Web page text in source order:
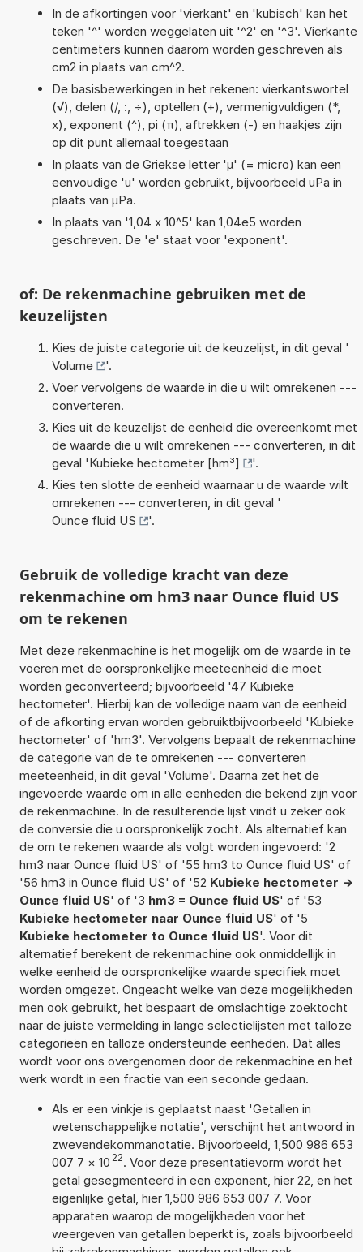
In de afkortingen voor 'vierkant' en 'kubisch' kan het
teken '^' worden weggelaten uit '^2' en '^3'. Vierkante
centimeters kunnen daarom worden geschreven als
cm2 in plaats van cm^2.
De basisbewerkingen in het rekenen: vierkantswortel
(√), delen (/, :, ÷), optellen (+), vermenigvuldigen (*,
x), exponent (^), pi (π), aftrekken (-) en haakjes zijn
op dit punt allemaal toegestaan
In plaats van de Griekse letter 'µ' (= micro) kan een
eenvoudige 'u' worden gebruikt, bijvoorbeeld uPa in
plaats van µPa.
In plaats van '1,04 x 10^5' kan 1,04e5 worden
geschreven. De 'e' staat voor 'exponent'.
of: De rekenmachine gebruiken met de
keuzelijsten
Kies de juiste categorie uit de keuzelijst, in dit geval '
Volume
'.
Voer vervolgens de waarde in die u wilt omrekenen ---
converteren.
Kies uit de keuzelijst de eenheid die overeenkomt met
de waarde die u wilt omrekenen --- converteren, in dit
geval 'Kubieke hectometer [hm³]
'.
Kies ten slotte de eenheid waarnaar u de waarde wilt
omrekenen --- converteren, in dit geval '
Ounce fluid US
'.
Gebruik de volledige kracht van deze
rekenmachine om hm3 naar Ounce fluid US
om te rekenen
Met deze rekenmachine is het mogelijk om de waarde in te
voeren met de oorspronkelijke meeteenheid die moet
worden geconverteerd; bijvoorbeeld '47 Kubieke
hectometer'. Hierbij kan de volledige naam van de eenheid
of de afkorting ervan worden gebruiktbijvoorbeeld 'Kubieke
hectometer' of 'hm3'. Vervolgens bepaalt de rekenmachine
de categorie van de te omrekenen --- converteren
meeteenheid, in dit geval 'Volume'. Daarna zet het de
ingevoerde waarde om in alle eenheden die bekend zijn voor
de rekenmachine. In de resulterende lijst vindt u zeker ook
de conversie die u oorspronkelijk zocht. Als alternatief kan
de om te rekenen waarde als volgt worden ingevoerd: '2
hm3 naar Ounce fluid US' of '55 hm3 to Ounce fluid US' of
'56 hm3 in Ounce fluid US' of '52 Kubieke hectometer ->
Ounce fluid US' of '3 hm3 = Ounce fluid US' of '53
Kubieke hectometer naar Ounce fluid US' of '5
Kubieke hectometer to Ounce fluid US'. Voor dit
alternatief berekent de rekenmachine ook onmiddellijk in
welke eenheid de oorspronkelijke waarde specifiek moet
worden omgezet. Ongeacht welke van deze mogelijkheden
men ook gebruikt, het bespaart de omslachtige zoektocht
naar de juiste vermelding in lange selectielijsten met talloze
categorieën en talloze ondersteunde eenheden. Dat alles
wordt voor ons overgenomen door de rekenmachine en het
werk wordt in een fractie van een seconde gedaan.
Als er een vinkje is geplaatst naast 'Getallen in
wetenschappelijke notatie', verschijnt het antwoord in
zwevendekommanotatie. Bijvoorbeeld, 1,500 986 653
007 7 × 10 22. Voor deze presentatievorm wordt het
getal gesegmenteerd in een exponent, hier 22, en het
eigenlijke getal, hier 1,500 986 653 007 7. Voor
apparaten waarop de mogelijkheden voor het
weergeven van getallen beperkt is, zoals bijvoorbeeld